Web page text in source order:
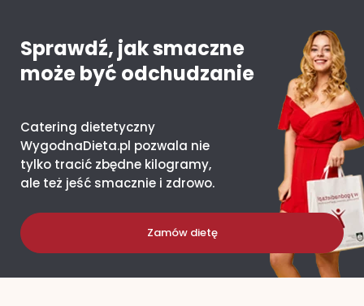
Sprawdź, jak smaczne
może być odchudzanie
Catering dietetyczny
WygodnaDieta.pl pozwala nie
tylko tracić zbędne kilogramy,
ale też jeść smacznie i zdrowo.
Zamów dietę